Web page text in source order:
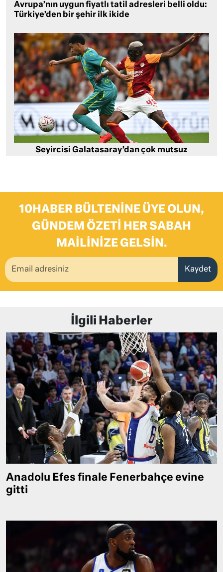
Avrupa’nın uygun fiyatlı tatil adresleri belli oldu:
Türkiye’den bir şehir ilk ikide
Seyircisi Galatasaray’dan çok mutsuz
10HABER BÜLTENINE ÜYE OLUN,
GÜNDEM ÖZETI HER SABAH
MAILINIZE GELSIN.
Kaydet
İlgili Haberler
Anadolu Efes finale Fenerbahçe evine
gitti